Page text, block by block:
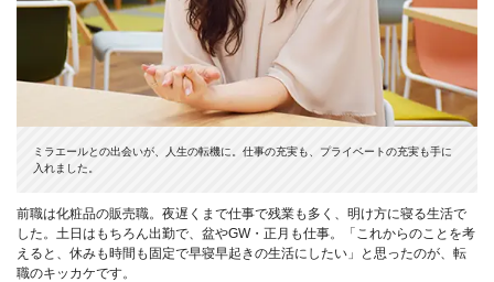
ミラエールとの出会いが、人生の転機に。仕事の充実も、プライベートの充実も手に
入れました。
前職は化粧品の販売職。夜遅くまで仕事で残業も多く、明け方に寝る生活で
した。土日はもちろん出勤で、盆やGW・正月も仕事。「これからのことを考
えると、休みも時間も固定で早寝早起きの生活にしたい」と思ったのが、転
職のキッカケです。